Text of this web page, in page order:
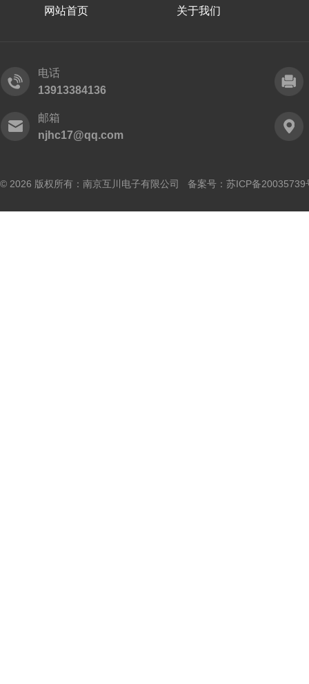
网站首页 关于我们
电话
13913384136
邮箱
njhc17@qq.com
© 2026 版权所有：南京互川电子有限公司 备案号： 苏ICP备20035739